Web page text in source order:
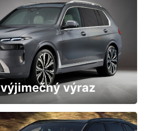
BMW X7 - výjimečný výraz